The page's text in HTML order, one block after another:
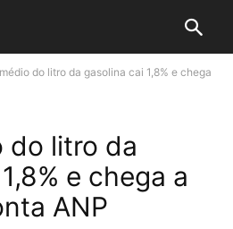
do litro da gasolina cai 1,8% e chega
do litro da
e chega a
ANP